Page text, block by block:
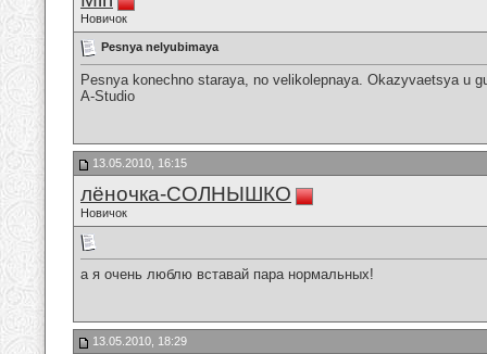
Новичок
Pesnya nelyubimaya
Pesnya konechno staraya, no velikolepnaya. Okazyvaetsya u
A-Studio
13.05.2010, 16:15
лёночка-СОЛНЫШКО
Новичок
а я очень люблю вставай пара нормальных!
13.05.2010, 18:29